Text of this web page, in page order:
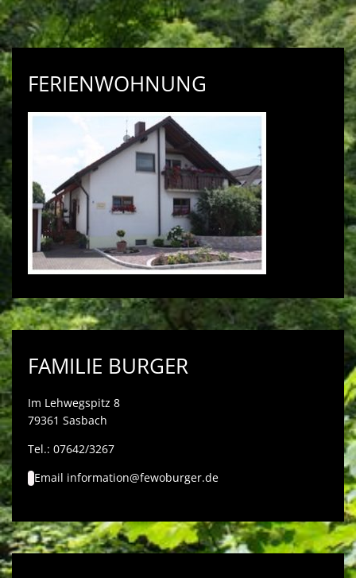
FERIENWOHNUNG
FAMILIE BURGER
Im Lehwegspitz 8
79361 Sasbach
Tel.: 07642/3267
Email information@fewoburger.de